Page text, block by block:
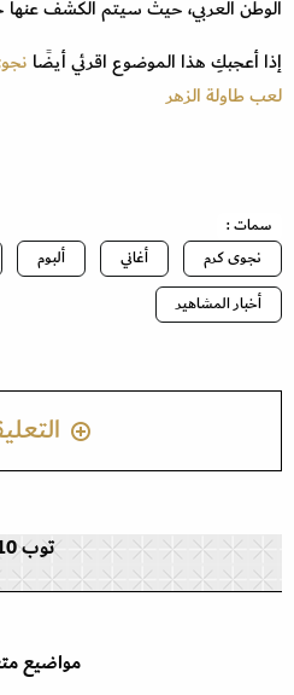
الوطن العربي، حيث سيتم الكشف عنها
إذا أعجبكِ هذا الموضوع اقرئي أيضًا
لعب طاولة الزهر
سمات :
نجوى كرم
أغاني ألبوم
أخبار المشاهير
توب 10
مواضيع